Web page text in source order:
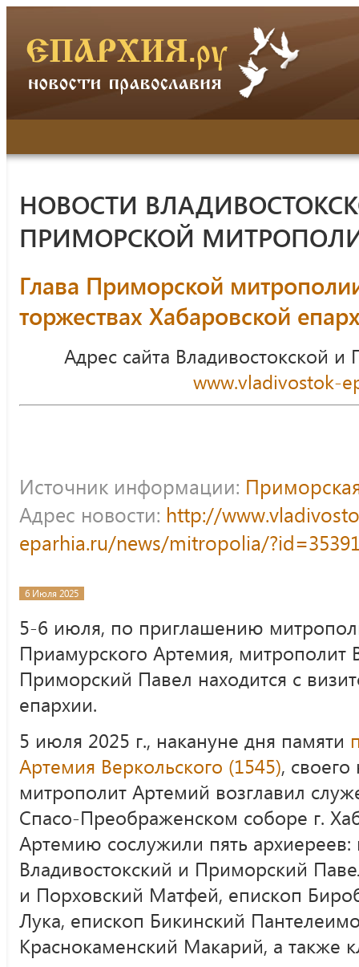
НОВОСТИ
ПРИМОРСКОЙ
Глава Приморской
торжествах Хабаровской
Адрес сайта Владивостокской
www.vladivostok-
Источник информации:
Адрес новости: http://
eparhia.ru/news/mitropolia/
6 Июля 2025
5-6 июля, по приглашению
Приамурского Артемия, митрополит
Приморский Павел находится с
епархии.
5 июля 2025 г., накануне дня памяти
Артемия Веркольского (1545),
митрополит Артемий возглавил
Спасо-Преображенском соборе г.
Артемию сослужили пять архиереев:
Владивостокский и Приморский
и Порховский Матфей, епископ
Лука, епископ Бикинский
Краснокаменский Макарий, а также